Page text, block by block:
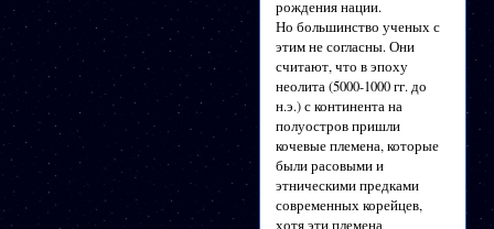
рождения нации.
Но большинство ученых с
этим не согласны. Они
считают, что в эпоху
неолита (5000-1000 гг. до
н.э.) с континента на
полуостров пришли
кочевые племена, которые
были расовыми и
этническими предками
современных корейцев,
хотя эти племена